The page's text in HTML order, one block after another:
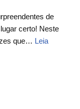
de
certo! Neste
que… Leia